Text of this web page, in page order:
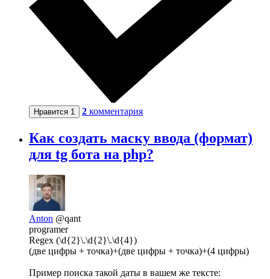
Нравится 1 2 комментария
Как создать маску ввода (формат)
для tg бота на php?
Anton @qant
programer
Regex (\d{2}\.\d{2}\.\d{4})
(две цифры + точка)+(две цифры + точка)+(4 цифры)
Пример поиска такой даты в вашем же тексте: